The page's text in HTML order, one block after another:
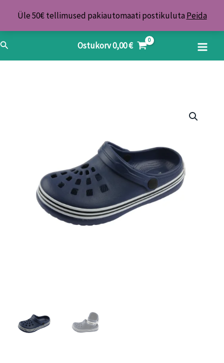
Üle 50€ tellimused pakiautomaati postikuluta Peida
content
Search Ostukorv0,00€